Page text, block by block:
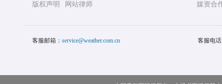
版权声明
网站律师
媒资合
客服邮箱： service@weather.com.cn 客服电